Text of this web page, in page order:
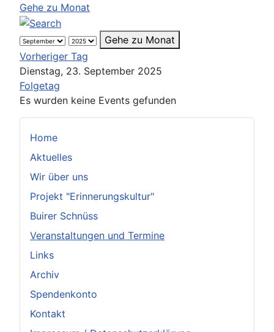
Home
Aktuelles
Wir über uns
Projekt "Erinnerungskultur"
Buirer Schnüss
Veranstaltungen und Termine
Links
Archiv
Spendenkonto
Kontakt
Gehe zu Monat
Gehe zu Monat
Vorheriger Tag
Dienstag, 23. September 2025
Folgetag
Es wurden keine Events gefunden